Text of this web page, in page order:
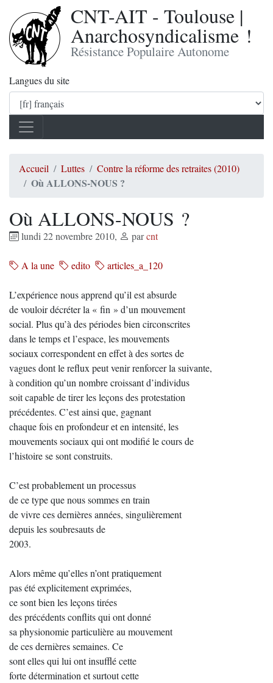
CNT-AIT - Toulouse |
Anarchosyndicalisme !
Résistance Populaire Autonome
Langues du site
Accueil Luttes Contre la réforme des retraites (2010)
Où ALLONS-NOUS ?
Où ALLONS-NOUS ?
lundi 22 novembre 2010, parcnt
A la une edito articles_a_120
L’expérience nous apprend qu’il est absurde
de vouloir décréter la « fin » d’un mouvement
social. Plus qu’à des périodes bien circonscrites
dans le temps et l’espace, les mouvements
sociaux correspondent en effet à des sortes de
vagues dont le reflux peut venir renforcer la suivante,
à condition qu’un nombre croissant d’individus
soit capable de tirer les leçons des protestation
précédentes. C’est ainsi que, gagnant
chaque fois en profondeur et en intensité, les
mouvements sociaux qui ont modifié le cours de
l’histoire se sont construits.
C’est probablement un processus
de ce type que nous sommes en train
de vivre ces dernières années, singulièrement
depuis les soubresauts de
2003.
Alors même qu’elles n’ont pratiquement
pas été explicitement exprimées,
ce sont bien les leçons tirées
des précédents conflits qui ont donné
sa physionomie particulière au mouvement
de ces dernières semaines. Ce
sont elles qui lui ont insufflé cette
forte détermination et surtout cette